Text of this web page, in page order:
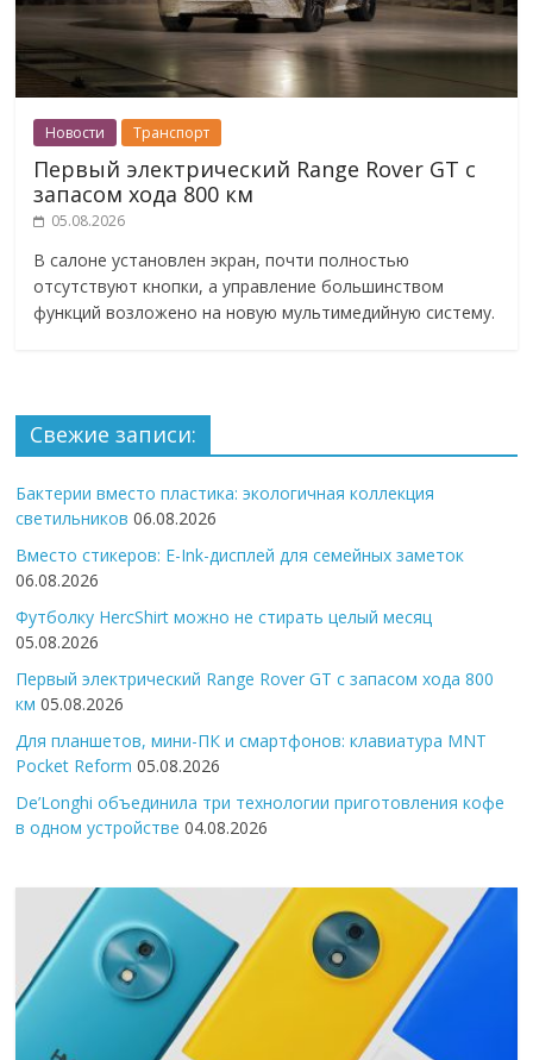
Новости Транспорт
Первый электрический Range Rover GT с
запасом хода 800 км
05.08.2026
В салоне установлен экран, почти полностью
отсутствуют кнопки, а управление большинством
функций возложено на новую мультимедийную систему.
Свежие записи:
Бактерии вместо пластика: экологичная коллекция
светильников 06.08.2026
Вместо стикеров: E-Ink-дисплей для семейных заметок
06.08.2026
Футболку HercShirt можно не стирать целый месяц
05.08.2026
Первый электрический Range Rover GT с запасом хода 800
км 05.08.2026
Для планшетов, мини-ПК и смартфонов: клавиатура MNT
Pocket Reform 05.08.2026
De’Longhi объединила три технологии приготовления кофе
в одном устройстве 04.08.2026